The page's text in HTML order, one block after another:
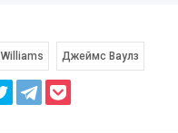
Williams Джеймс Ваулз